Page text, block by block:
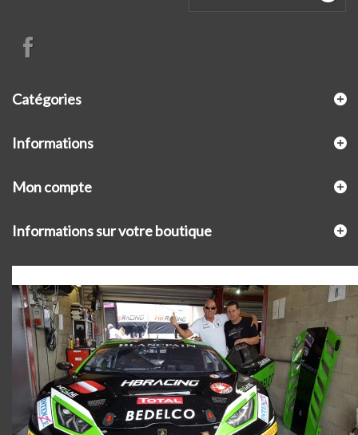
Catégories
Informations
Mon compte
Informations sur votre boutique